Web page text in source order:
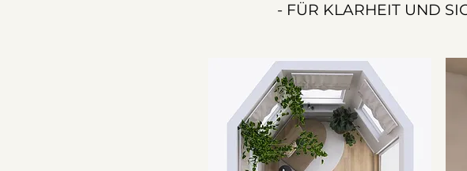
- FÜR KLARHEIT UND